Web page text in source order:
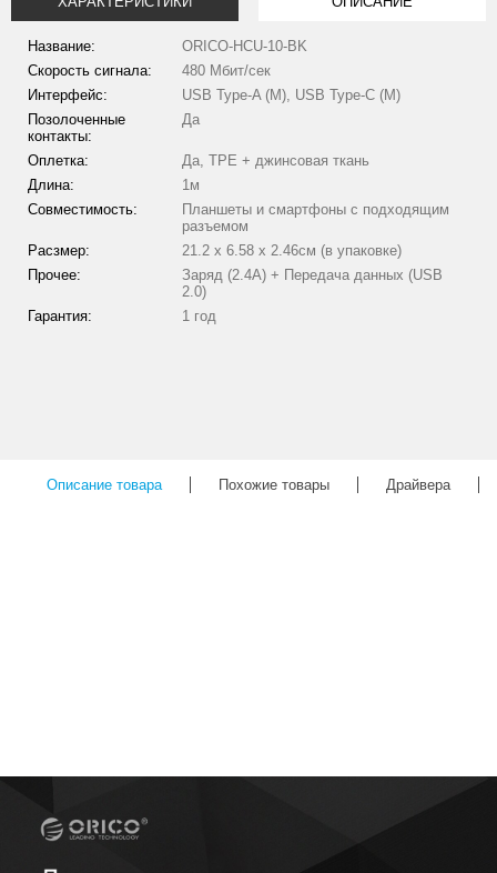
Название:
ORICO-HCU-10-BK
Скорость сигнала:
480 Мбит/сек
Интерфейс:
USB Type-A (М), USB Type-C (М)
Позолоченные
контакты:
Да
Оплетка:
Да, TPE + джинсовая ткань
Длина:
1м
Совместимость:
Планшеты и смартфоны с подходящим
разъемом
Расзмер:
21.2 x 6.58 x 2.46см (в упаковке)
Прочее:
Заряд (2.4A) + Передача данных (USB
2.0)
Гарантия:
1 год
Описание товара Похожие товары Драйвера